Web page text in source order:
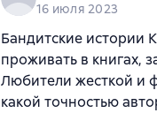
16 июля 2023
Бандитские истории
проживать в книгах,
Любители жесткой и
какой точностью